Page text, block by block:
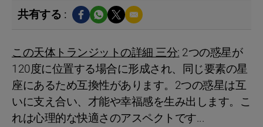
共有する :
この天体トランジットの詳細 三分:2つの惑星が
120度に位置する場合に形成され、同じ要素の星
座にあるため互換性があります。2つの惑星は互
いに支え合い、才能や幸福感を生み出します。こ
れは心理的な快適さのアスペクトです...